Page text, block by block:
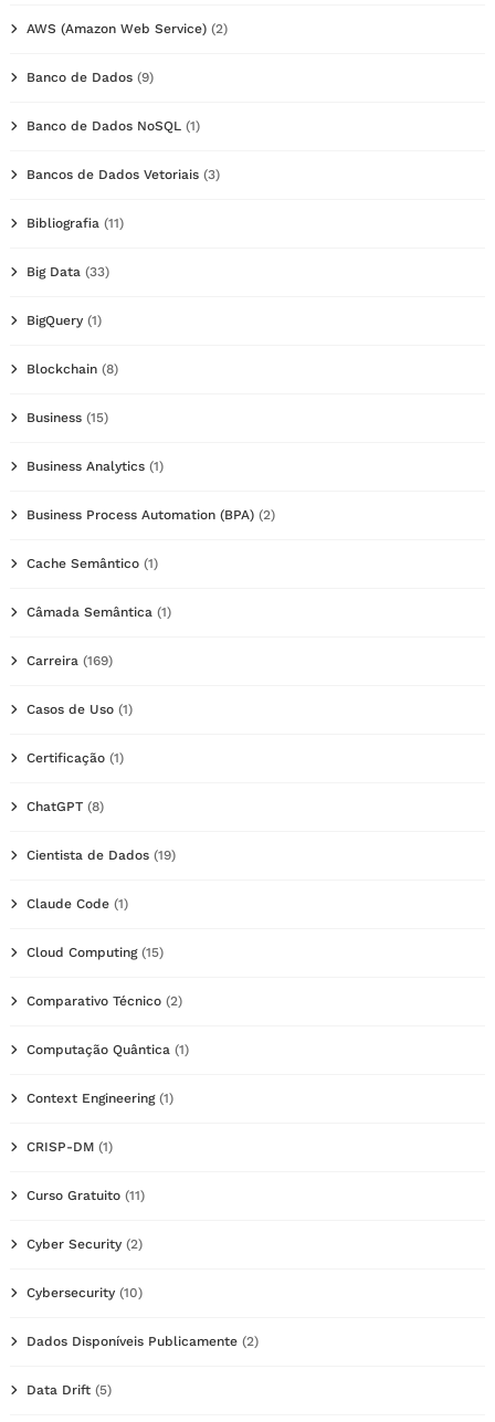
AWS (Amazon Web Service) (2)
Banco de Dados (9)
Banco de Dados NoSQL (1)
Bancos de Dados Vetoriais (3)
Bibliografia (11)
Big Data (33)
BigQuery (1)
Blockchain (8)
Business (15)
Business Analytics (1)
Business Process Automation (BPA) (2)
Cache Semântico (1)
Câmada Semântica (1)
Carreira (169)
Casos de Uso (1)
Certificação (1)
ChatGPT (8)
Cientista de Dados (19)
Claude Code (1)
Cloud Computing(15)
Comparativo Técnico (2)
Computação Quântica (1)
Context Engineering(1)
CRISP-DM (1)
Curso Gratuito (11)
Cyber Security (2)
Cybersecurity (10)
Dados Disponíveis Publicamente (2)
Data Drift (5)